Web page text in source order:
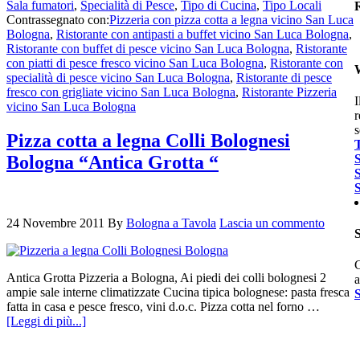
Sala fumatori, Specialità di Pesce, Tipo di Cucina, Tipo Locali
Contrassegnato con:Pizzeria con pizza cotta a legna vicino San Luca
Bologna, Ristorante con antipasti a buffet vicino San Luca Bologna,
Ristorante con buffet di pesce vicino San Luca Bologna, Ristorante
con piatti di pesce fresco vicino San Luca Bologna, Ristorante con
specialità di pesce vicino San Luca Bologna, Ristorante di pesce
fresco con grigliate vicino San Luca Bologna, Ristorante Pizzeria
vicino San Luca Bologna
Pizza cotta a legna Colli Bolognesi
Bologna “Antica Grotta “
24 Novembre 2011 By Bologna a Tavola Lascia un commento
Antica Grotta Pizzeria a Bologna, Ai piedi dei colli bolognesi 2
ampie sale interne climatizzate Cucina tipica bolognese: pasta fresca
fatta in casa e pesce fresco, vini d.o.c. Pizza cotta nel forno …
[Leggi di più...]